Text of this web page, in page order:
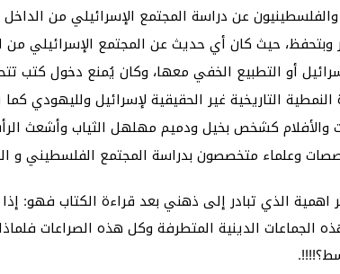
عن دراسة المجتمع الإسرائيلي من الداخل
وبتحفظ، حيث كان أي حديث عن المجتمع الإسرائيلي
أو التطبيع الخفي معها، وكان يُمنع دخول كتب
التاريخية غير الحقيقية لإسرائيل ولليهودي
والأفلام كشخص بخيل ودميم مهلهل الثياب وأشعث
وعلماء متخصصون بدراسة المجتمع الفلسطيني و
اهمية الذي تبادر إلى ذهني بعد قراءة الكتاب فهو:
الدينية المتطرفة وكل هذه الصراعات فلماذا